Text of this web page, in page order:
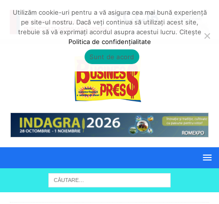
Utilizăm cookie-uri pentru a vă asigura cea mai bună experiență
pe site-ul nostru. Dacă veți continua să utilizați acest site,
trebuie să vă exprimați acordul asupra acestui lucru. Citește
Politica de confidențialitate
Sunt de acord